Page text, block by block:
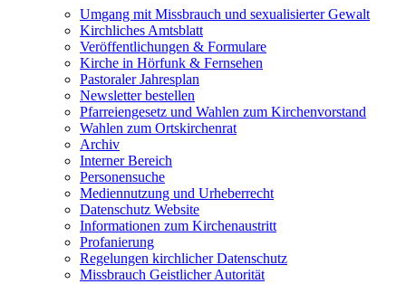
Umgang mit Missbrauch und sexualisierter Gewalt
Kirchliches Amtsblatt
Veröffentlichungen & Formulare
Kirche in Hörfunk & Fernsehen
Pastoraler Jahresplan
Newsletter bestellen
Pfarreiengesetz und Wahlen zum Kirchenvorstand
Wahlen zum Ortskirchenrat
Archiv
Interner Bereich
Personensuche
Mediennutzung und Urheberrecht
Datenschutz Website
Informationen zum Kirchenaustritt
Profanierung
Regelungen kirchlicher Datenschutz
Missbrauch Geistlicher Autorität